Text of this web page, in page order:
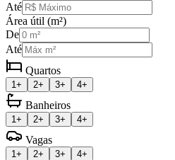
Até
Área útil (m²)
De
Até
Quartos
1+ 2+ 3+ 4+
Banheiros
1+ 2+ 3+ 4+
Vagas
1+ 2+ 3+ 4+